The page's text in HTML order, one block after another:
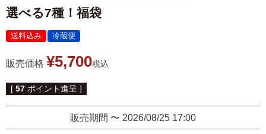
季節のかねささ たけの
こ
季節のかねささ（せり）
シープロテイン
選べる7種！福袋
送料込み 冷蔵便
販売価格 ¥5,700税込
[ 57 ポイント進呈 ]
販売期間 〜 2026/08/25 17:00